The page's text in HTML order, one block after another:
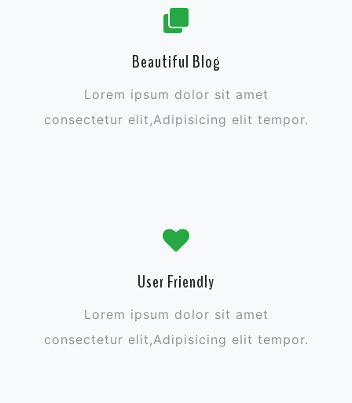
Beautiful Blog
Lorem ipsum dolor sit amet
consectetur elit,Adipisicing elit tempor.
User Friendly
Lorem ipsum dolor sit amet
consectetur elit,Adipisicing elit tempor.